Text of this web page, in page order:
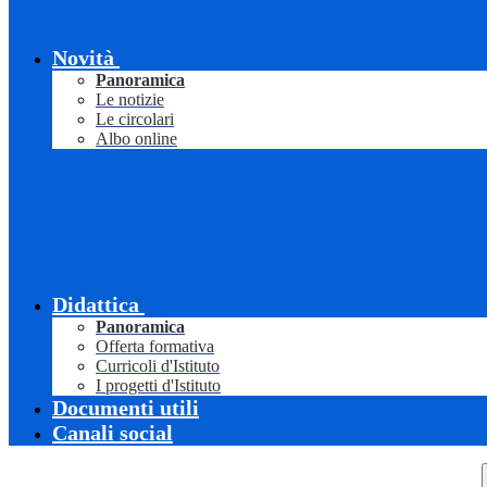
Novità
Panoramica
Le notizie
Le circolari
Albo online
Didattica
Panoramica
Offerta formativa
Curricoli d'Istituto
I progetti d'Istituto
Documenti utili
Canali social